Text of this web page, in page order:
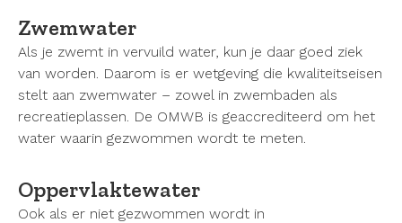
Zwemwater
Als je zwemt in vervuild water, kun je daar goed ziek
van worden. Daarom is er wetgeving die kwaliteitseisen
stelt aan zwemwater – zowel in zwembaden als
recreatieplassen. De OMWB is geaccrediteerd om het
water waarin gezwommen wordt te meten.
Oppervlaktewater
Ook als er niet gezwommen wordt in